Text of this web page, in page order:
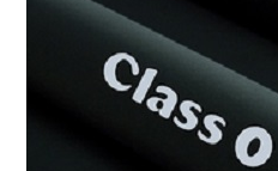
CF SHINGLE
CALIBRE
TẤM LỢP KIM LOẠI